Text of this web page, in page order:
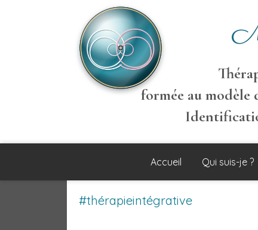
formée au
Accueil Qui suis-je ?
#thérapieintégrative